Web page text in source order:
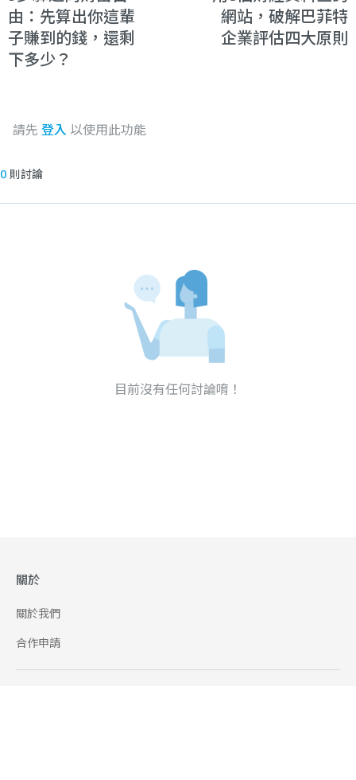
由：先算出你這輩
子賺到的錢，還剩
下多少？
網站，破解巴菲特
企業評估四大原則
請先 登入 以使用此功能
0 則討論
目前沒有任何討論唷！
關於
關於我們
合作申請